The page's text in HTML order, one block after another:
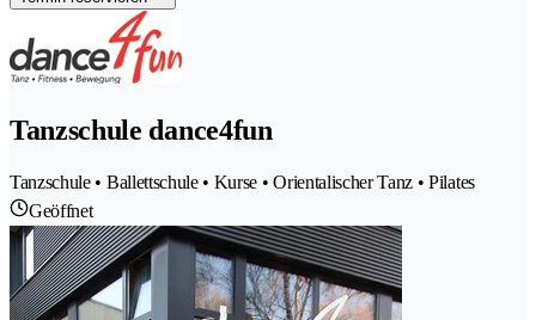
Tanzschule dance4fun
Tanzschule • Ballettschule • Kurse • Orientalischer Tanz • Pilates
Geöffnet